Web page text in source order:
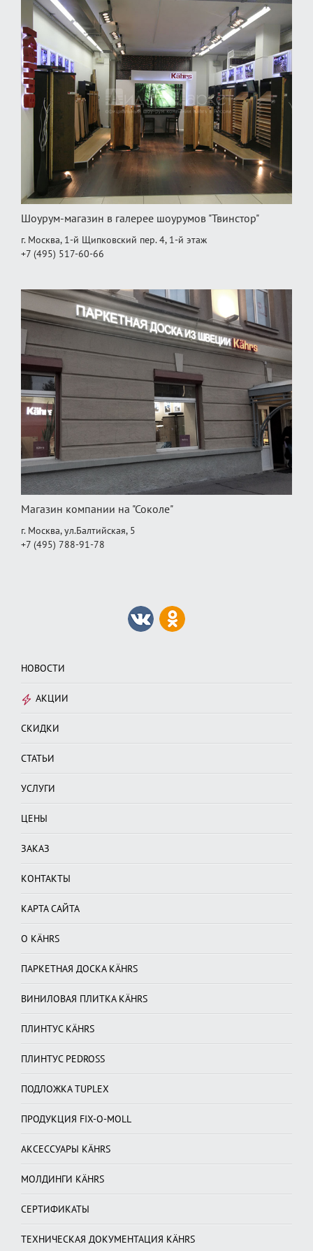
Шоурум-магазин в галерее шоурумов "Твинстор"
г. Москва, 1-й Щипковский пер. 4, 1‑й этаж
+7 (495) 517-60-66
Магазин компании на "Соколе"
г. Москва, ул.Балтийская, 5
+7 (495) 788-91-78
НОВОСТИ
АКЦИИ
СКИДКИ
СТАТЬИ
УСЛУГИ
ЦЕНЫ
ЗАКАЗ
КОНТАКТЫ
КАРТА САЙТА
О KÄHRS
ПАРКЕТНАЯ ДОСКА KÄHRS
ВИНИЛОВАЯ ПЛИТКА KÄHRS
ПЛИНТУС KÄHRS
ПЛИНТУС PEDROSS
ПОДЛОЖКА TUPLEX
ПРОДУКЦИЯ FIX-O-MOLL
АКСЕССУАРЫ KÄHRS
МОЛДИНГИ KÄHRS
СЕРТИФИКАТЫ
ТЕХНИЧЕСКАЯ ДОКУМЕНТАЦИЯ KÄHRS